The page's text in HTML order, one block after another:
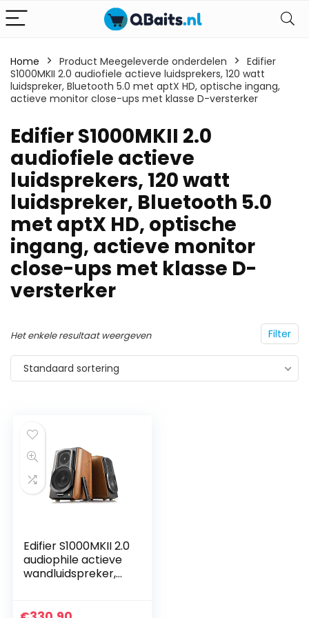
Home Product Meegeleverde onderdelen
Edifier
S1000MKII 2.0 audiofiele actieve luidsprekers, 120 watt
luidspreker, Bluetooth 5.0 met aptX HD, optische ingang,
actieve monitor close-ups met klasse D-versterker
Edifier S1000MKII 2.0
audiofiele actieve
luidsprekers, 120 watt
luidspreker, Bluetooth 5.0
met aptX HD, optische
ingang, actieve monitor
close-ups met klasse D-
versterker
Filter
Het enkele resultaat weergeven
Standaard sortering
Edifier S1000MKII 2.0
audiophile actieve
wandluidspreker,